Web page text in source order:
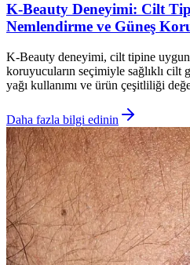
K-Beauty Deneyimi: Cilt
Nemlendirme ve Güneş
K-Beauty deneyimi, cilt tipine
koruyucuların seçimiyle sağlıklı cilt
yağı kullanımı ve ürün çeşitliliği
Daha fazla bilgi edinin